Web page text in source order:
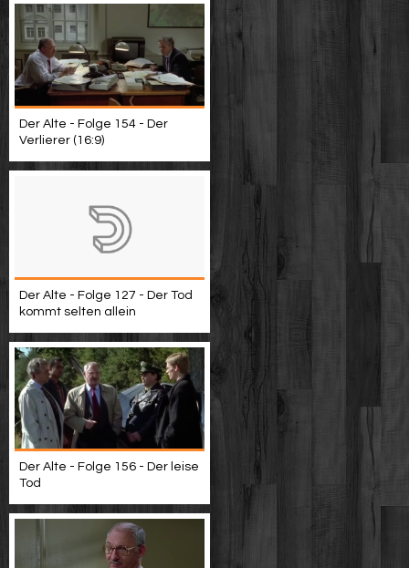
Der Alte - Folge 154 - Der
Verlierer (16:9)
Der Alte - Folge 127 - Der Tod
kommt selten allein
Der Alte - Folge 156 - Der leise
Tod